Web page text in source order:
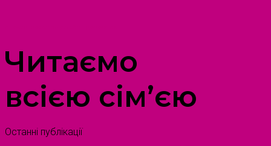
Читаємо
всією сім’єю
Останні публікації